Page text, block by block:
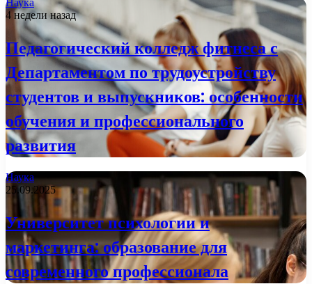
Наука
4 недели назад
Педагогический колледж фитнеса с
Департаментом по трудоустройству
студентов и выпускников: особенности
обучения и профессионального
развития
Наука
25.09.2025
Университет психологии и
маркетинга: образование для
современного профессионала